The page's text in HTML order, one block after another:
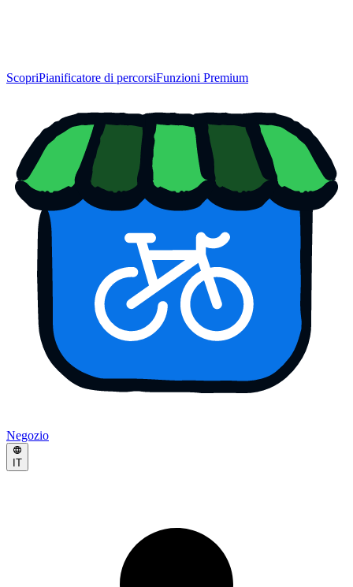
ScopriPianificatore di percorsiFunzioni Premium
Negozio
IT